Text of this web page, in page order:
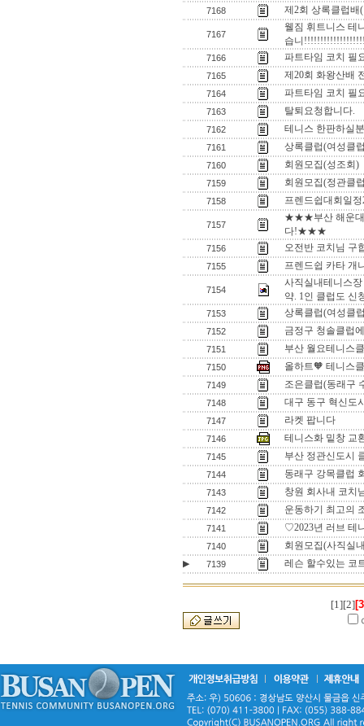
7168 제2회 상록클럽배
7167
웰짐 휘트니스
습니
7166 파트타임 코치 필
7165 제20회 화왕산배
7164 파트타임 코치 필
7163 탈퇴요청합니다.
7162 테니스 한판하실
7161 상록클럽(여성클
7160 회원모집(성조회)
7159 회원모집(정관클
7158 프렌드쉽대회일
7157
★★★부산 해운대
다!★★★
7156 오전반 코치님 구
7155 프렌드쉽 카타 개
7154
사직실내테니스
약. 1인 클럽도 신
7153 상록클럽(여성클
7152 금정구 청솔클럽
7151 부산 월요테니스
7150 올하트🧡 테니스
7149 조은클럽(동래구
7148 대구 동구 혁신도
7147 라켓 팝니다
7146 테니스화 밑창 교
7145 부산 정관신도시
7144 동래구 강목클럽
7143 창원 회사내 코치
7142 운동하기 최고의
7141 ♡2023년 러브 테
7140 회원모집(사직실
▶ 7139 레슨 할수있는 코
[1][2]